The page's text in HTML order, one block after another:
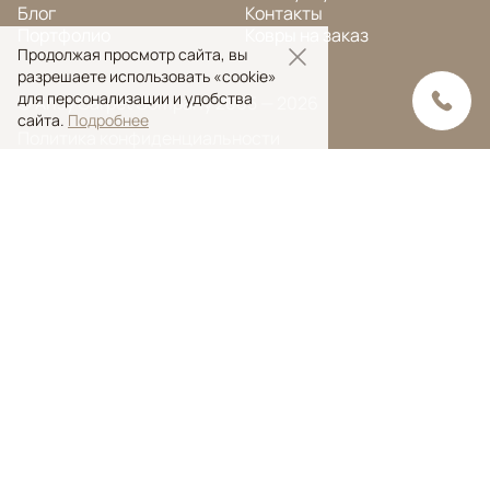
Блог
Контакты
Ковры на заказ
© Ansy Carpet Company 2005 — 2026
Политика конфиденциальности
Продолжая просмотр сайта, вы
разрешаете использовать «cookie»
для персонализации и удобства
сайта. Подробнее